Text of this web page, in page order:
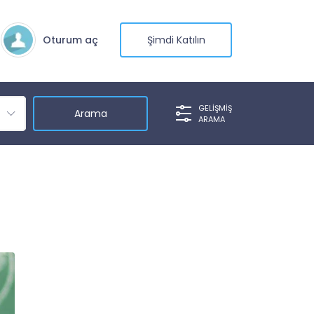
Oturum aç Şimdi Katılın
GELIŞMIŞ
ARAMA